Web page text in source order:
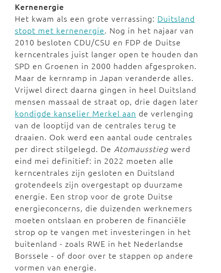
Kernenergie
Het kwam als een grote verrassing: Duitsland
stopt met kernenergie. Nog in het najaar van
2010 besloten CDU/CSU en FDP de Duitse
kerncentrales juist langer open te houden dan
SPD en Groenen in 2000 hadden afgesproken.
Maar de kernramp in Japan veranderde alles.
Vrijwel direct daarna gingen in heel Duitsland
mensen massaal de straat op, drie dagen later
kondigde kanselier Merkel aan de verlenging
van de looptijd van de centrales terug te
draaien. Ook werd een aantal oude centrales
per direct stilgelegd. De Atomausstieg werd
eind mei definitief: in 2022 moeten alle
kerncentrales zijn gesloten en Duitsland
grotendeels zijn overgestapt op duurzame
energie. Een strop voor de grote Duitse
energieconcerns, die duizenden werknemers
moeten ontslaan en proberen de financiële
strop op te vangen met investeringen in het
buitenland - zoals RWE in het Nederlandse
Borssele - of door over te stappen op andere
vormen van energie.